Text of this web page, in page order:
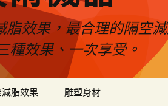
效果，最合理的隔空
種效果、一次享受。
脂效果 雕塑身材